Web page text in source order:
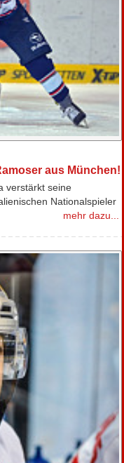
aus München!
verstärkt seine
Nationalspieler
mehr dazu...